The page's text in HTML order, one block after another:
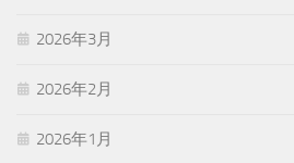
2026年3月
2026年2月
2026年1月